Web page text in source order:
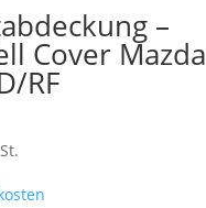
Optionen
können
auf
der
gewählt
–
Cover Mazda
RF